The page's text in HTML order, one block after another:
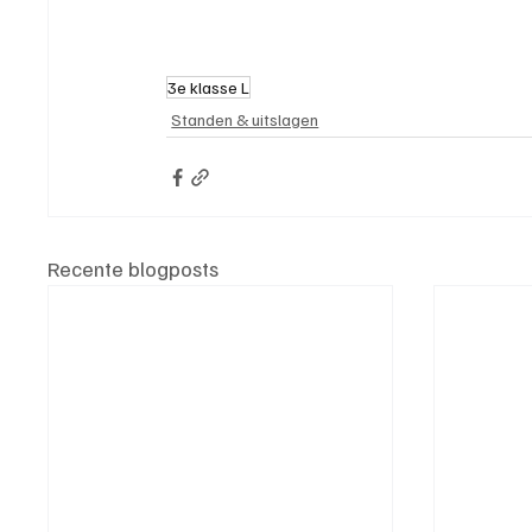
3e klasse L
Standen & uitslagen
Recente blogposts